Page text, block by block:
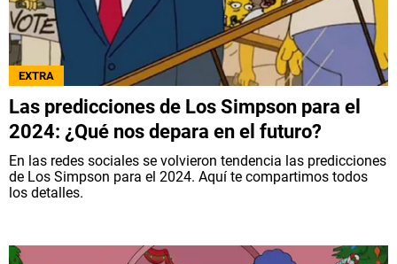
EXTRA
Las predicciones de Los Simpson para el
2024: ¿Qué nos depara en el futuro?
En las redes sociales se volvieron tendencia las predicciones
de Los Simpson para el 2024. Aquí te compartimos todos
los detalles.